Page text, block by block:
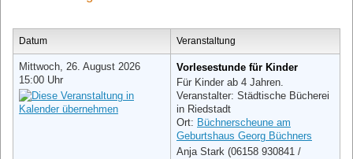
Datum Veranstaltung
Mittwoch, 26. August 2026
15:00 Uhr
Vorlesestunde für Kinder
Für Kinder ab 4 Jahren.
Veranstalter: Städtische Bücherei
in Riedstadt
Ort: Büchnerscheune am
Geburtshaus Georg Büchners
Anja Stark (06158 930841 /